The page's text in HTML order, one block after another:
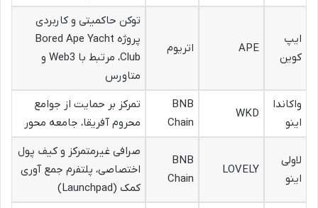
ایپ
کوین
APE اتریوم
توکن حاکمیتی و کاربردی
پروژه Bored Ape Yacht
Club، مرتبط با Web3 و
متاورس
واکاندا
اینو
WKD
BNB
Chain
تمرکز بر حمایت از جوامع
محروم آفریقا، جامعه محور
لاولی
اینو
LOVELY
BNB
Chain
صرافی غیرمتمرکز و کیف پول
اختصاصی، پلتفرم جمع آوری
کمک (Launchpad)